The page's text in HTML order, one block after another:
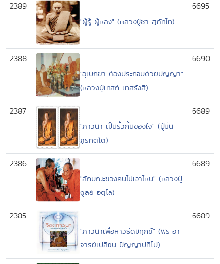
2389
"ผู้รู้ ผู้หลง" (หลวงปู่ชา สุภัทโท)
6695
2388
"อุเบกขา ต้องประกอบด้วยปัญญา"
(หลวงปู่เทสก์ เทสรังสี)
6690
2387
"ภาวนา เป็นรั้วกั้นของใจ" (ปู่มั่น
ภูริทัตโต)
6689
2386
"ลักษณะของคนไม่เอาไหน" (หลวงปู่
ดูลย์ อตุโล)
6689
2385
"ภาวนาเพื่อหาวิธีดับทุกข์" (พระอา
จารย์เปลียน ปัญญาปทีโป)
6689